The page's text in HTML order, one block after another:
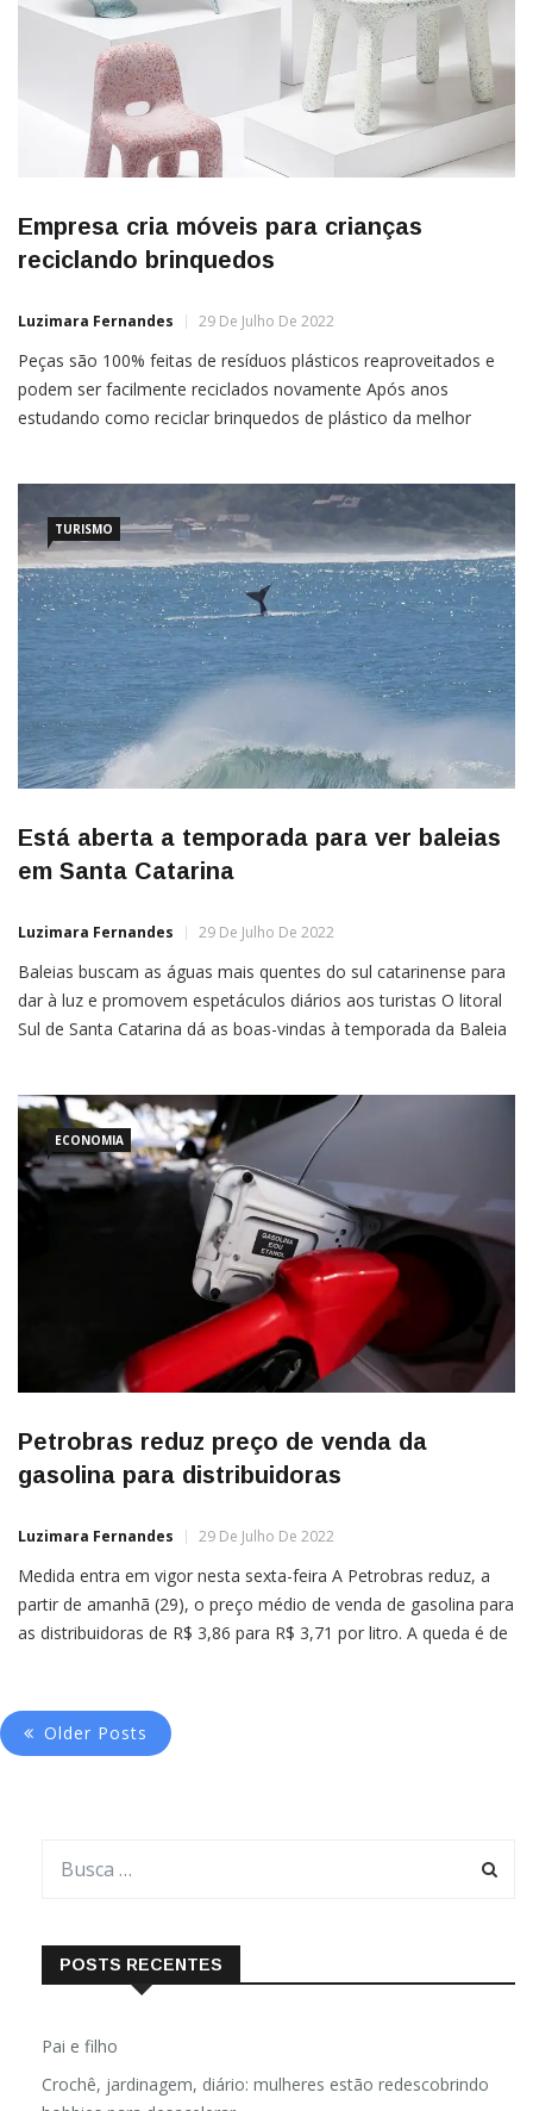
Empresa cria móveis para crianças
reciclando brinquedos
Luzimara Fernandes 29 De Julho De 2022
Peças são 100% feitas de resíduos plásticos reaproveitados e
podem ser facilmente reciclados novamente Após anos
estudando como reciclar brinquedos de plástico da melhor
TURISMO
Está aberta a temporada para ver baleias
em Santa Catarina
Luzimara Fernandes 29 De Julho De 2022
Baleias buscam as águas mais quentes do sul catarinense para
dar à luz e promovem espetáculos diários aos turistas O litoral
Sul de Santa Catarina dá as boas-vindas à temporada da Baleia
ECONOMIA
Petrobras reduz preço de venda da
gasolina para distribuidoras
Luzimara Fernandes 29 De Julho De 2022
Medida entra em vigor nesta sexta-feira A Petrobras reduz, a
partir de amanhã (29), o preço médio de venda de gasolina para
as distribuidoras de R$ 3,86 para R$ 3,71 por litro. A queda é de
Older Posts
POSTS RECENTES
Pai e filho
Crochê, jardinagem, diário: mulheres estão redescobrindo